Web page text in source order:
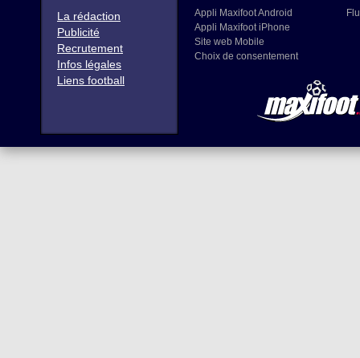
La rédaction
Publicité
Recrutement
Infos légales
Liens football
Appli Maxifoot Android
Appli Maxifoot iPhone
Site web Mobile
Choix de consentement